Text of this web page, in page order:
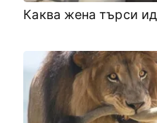
Каква жена търси